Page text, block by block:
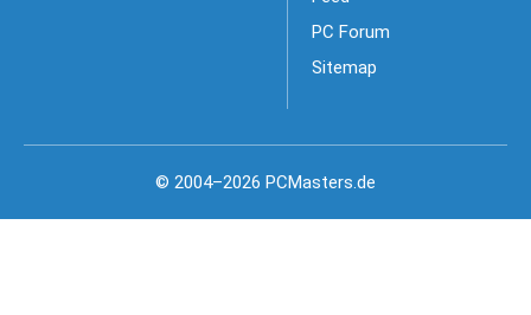
PC Forum
Sitemap
© 2004–2026 PCMasters.de